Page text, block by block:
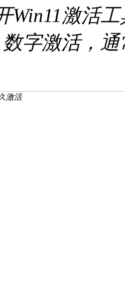
Win11激活
字激活，